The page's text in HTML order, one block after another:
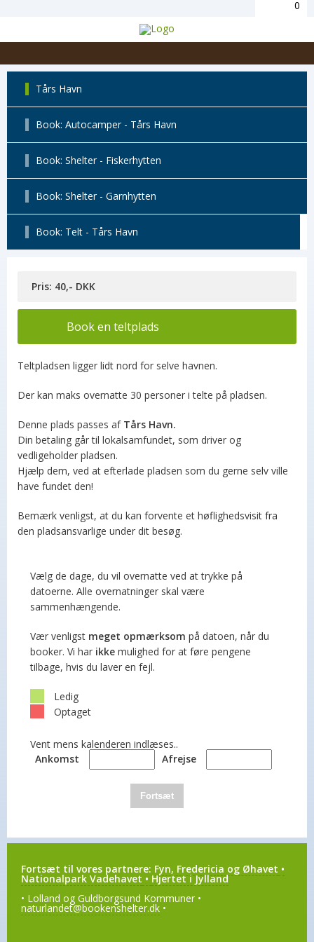
0
Tårs Havn
Book: Autocamper - Tårs Havn
Book: Shelter - Fiskerhytten
Book: Shelter - Garnhytten
Book: Telt - Tårs Havn
Pris: 40,- DKK
Book en teltplads
Teltpladsen ligger lidt nord for selve havnen.
Der kan maks overnatte 30 personer i telte på pladsen.
Denne plads passes af Tårs Havn.
Din betaling går til lokalsamfundet, som driver og
vedligeholder pladsen.
Hjælp dem, ved at efterlade pladsen som du gerne selv ville
have fundet den!
Bemærk venligst, at du kan forvente et høflighedsvisit fra
den pladsansvarlige under dit besøg.
Vælg de dage, du vil overnatte ved at trykke på
datoerne. Alle overnatninger skal være
sammenhængende.
Vær venligst meget opmærksom på datoen, når du
booker. Vi har ikke mulighed for at føre pengene
tilbage, hvis du laver en fejl.
Ledig
Optaget
Vent mens kalenderen indlæses..
Ankomst
Afrejse
Fortsæt
Fortsæt til vores partnere: Fyn, Fredericia og Øhavet •
Nationalpark Vadehavet • Hjertet i Jylland
• Lolland og Guldborgsund Kommuner •
naturlandet@bookenshelter.dk •